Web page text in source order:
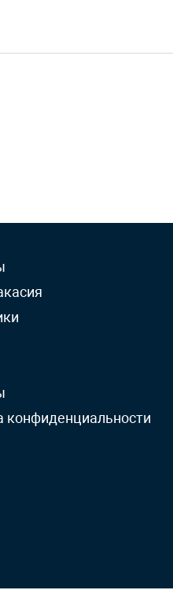
конфиденциальности